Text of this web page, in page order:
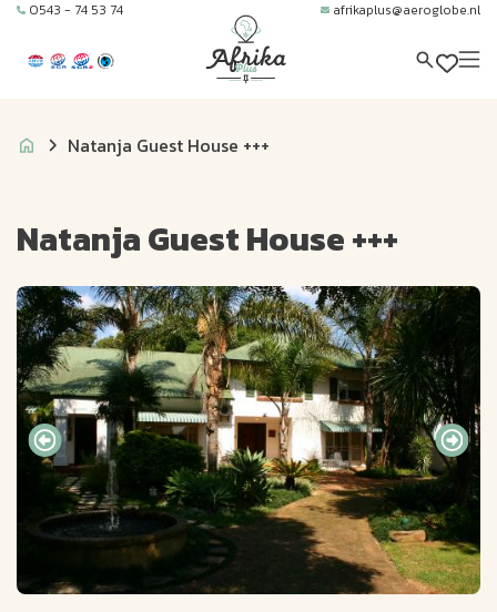
0543 - 74 53 74 afrikaplus@aeroglobe.nl
Natanja Guest House +++
Natanja Guest House +++